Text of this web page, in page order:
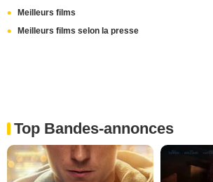
Meilleurs films
Meilleurs films selon la presse
Top Bandes-annonces